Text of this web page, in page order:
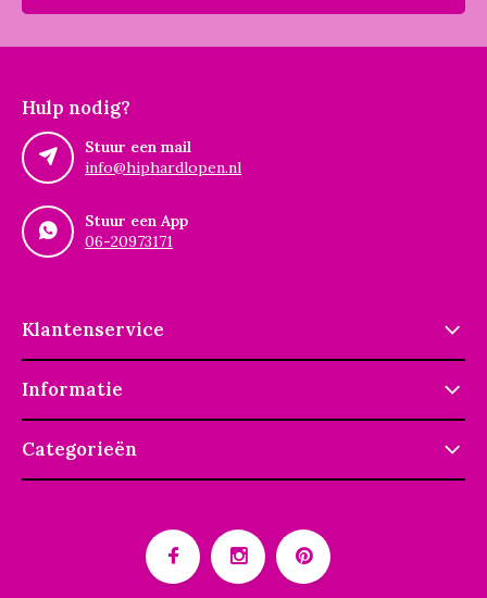
Hulp nodig?
Stuur een mail
info@hiphardlopen.nl
Stuur een App
06-20973171
Klantenservice
Informatie
Categorieën